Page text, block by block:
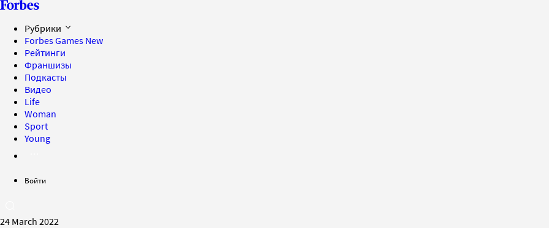
Рубрики
Forbes Games New
Рейтинги
Франшизы
Подкасты
Видео
Life
Woman
Sport
Young
Войти
24 March 2022